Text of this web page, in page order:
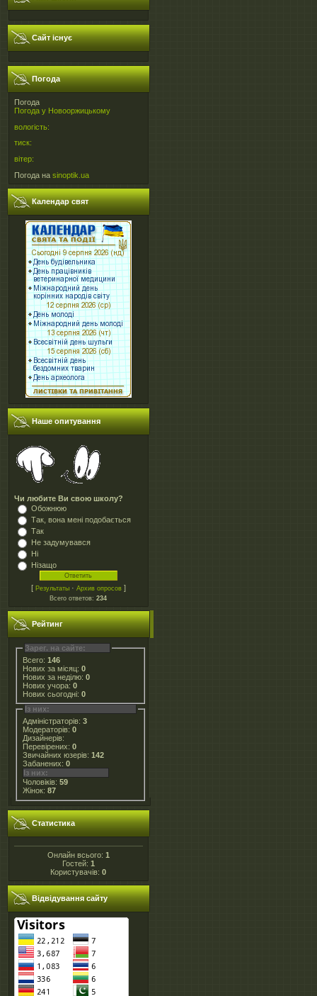
Сайт існує
Погода
Погода
Погода у Новооржицькому
вологість:
тиск:
вітер:
Погода на sinoptik.ua
Календар свят
Наше опитування
Чи любите Ви свою школу?
Обожнюю
Так, вона мені подобається
Так
Не задумувався
Ні
Нізащо
[ Результаты · Архив опросов ]
Всего ответов:234
Рейтинг
Зарег. на сайте:
Всего: 146
Нових за місяц: 0
Нових за неділю: 0
Нових учора: 0
Нових сьогодні: 0
Із них:
Адміністраторів: 3
Модераторів: 0
Дизайнерів:
Перевірених: 0
Звичайних юзерів: 142
Забанених: 0
Із них:
Чоловіків: 59
Жінок: 87
Статистика
Онлайн всього: 1
Гостей: 1
Користувачів:0
Відвідування сайту